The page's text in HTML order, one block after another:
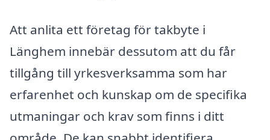
Att anlita ett företag för takbyte i
Länghem innebär dessutom att du får
tillgång till yrkesverksamma som har
erfarenhet och kunskap om de specifika
utmaningar och krav som finns i ditt